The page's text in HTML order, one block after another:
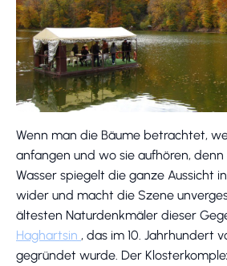
Wenn man die Bäume betrachtet,
anfangen und wo sie aufhören,
Wasser spiegelt die ganze Aussicht
wider und macht die Szene
ältesten Naturdenkmäler dieser
Haghartsin , das im 10. Jahrhundert
gegründet wurde. Der